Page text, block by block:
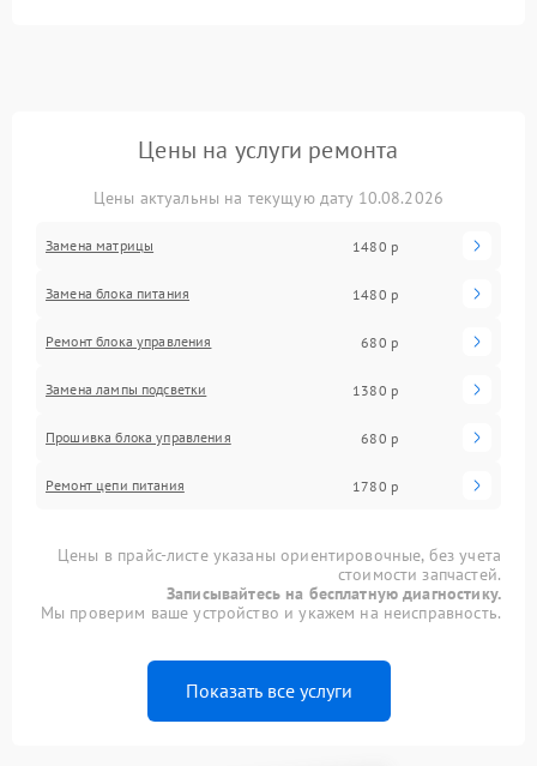
Цены на услуги ремонта
Цены актуальны на текущую дату 10.08.2026
Замена матрицы 1480 р
Замена блока питания 1480 р
Ремонт блока управления 680 р
Замена лампы подсветки 1380 р
Прошивка блока управления 680 р
Ремонт цепи питания 1780 р
Цены в прайс-листе указаны ориентировочные, без учета
стоимости запчастей.
Записывайтесь на бесплатную диагностику.
Мы проверим ваше устройство и укажем на неисправность.
Показать все услуги